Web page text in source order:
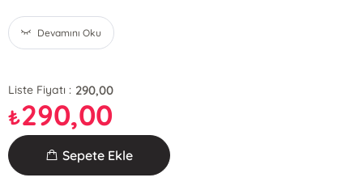
Devamını Oku
Liste Fiyatı : 290,00
₺290,00
Sepete Ekle